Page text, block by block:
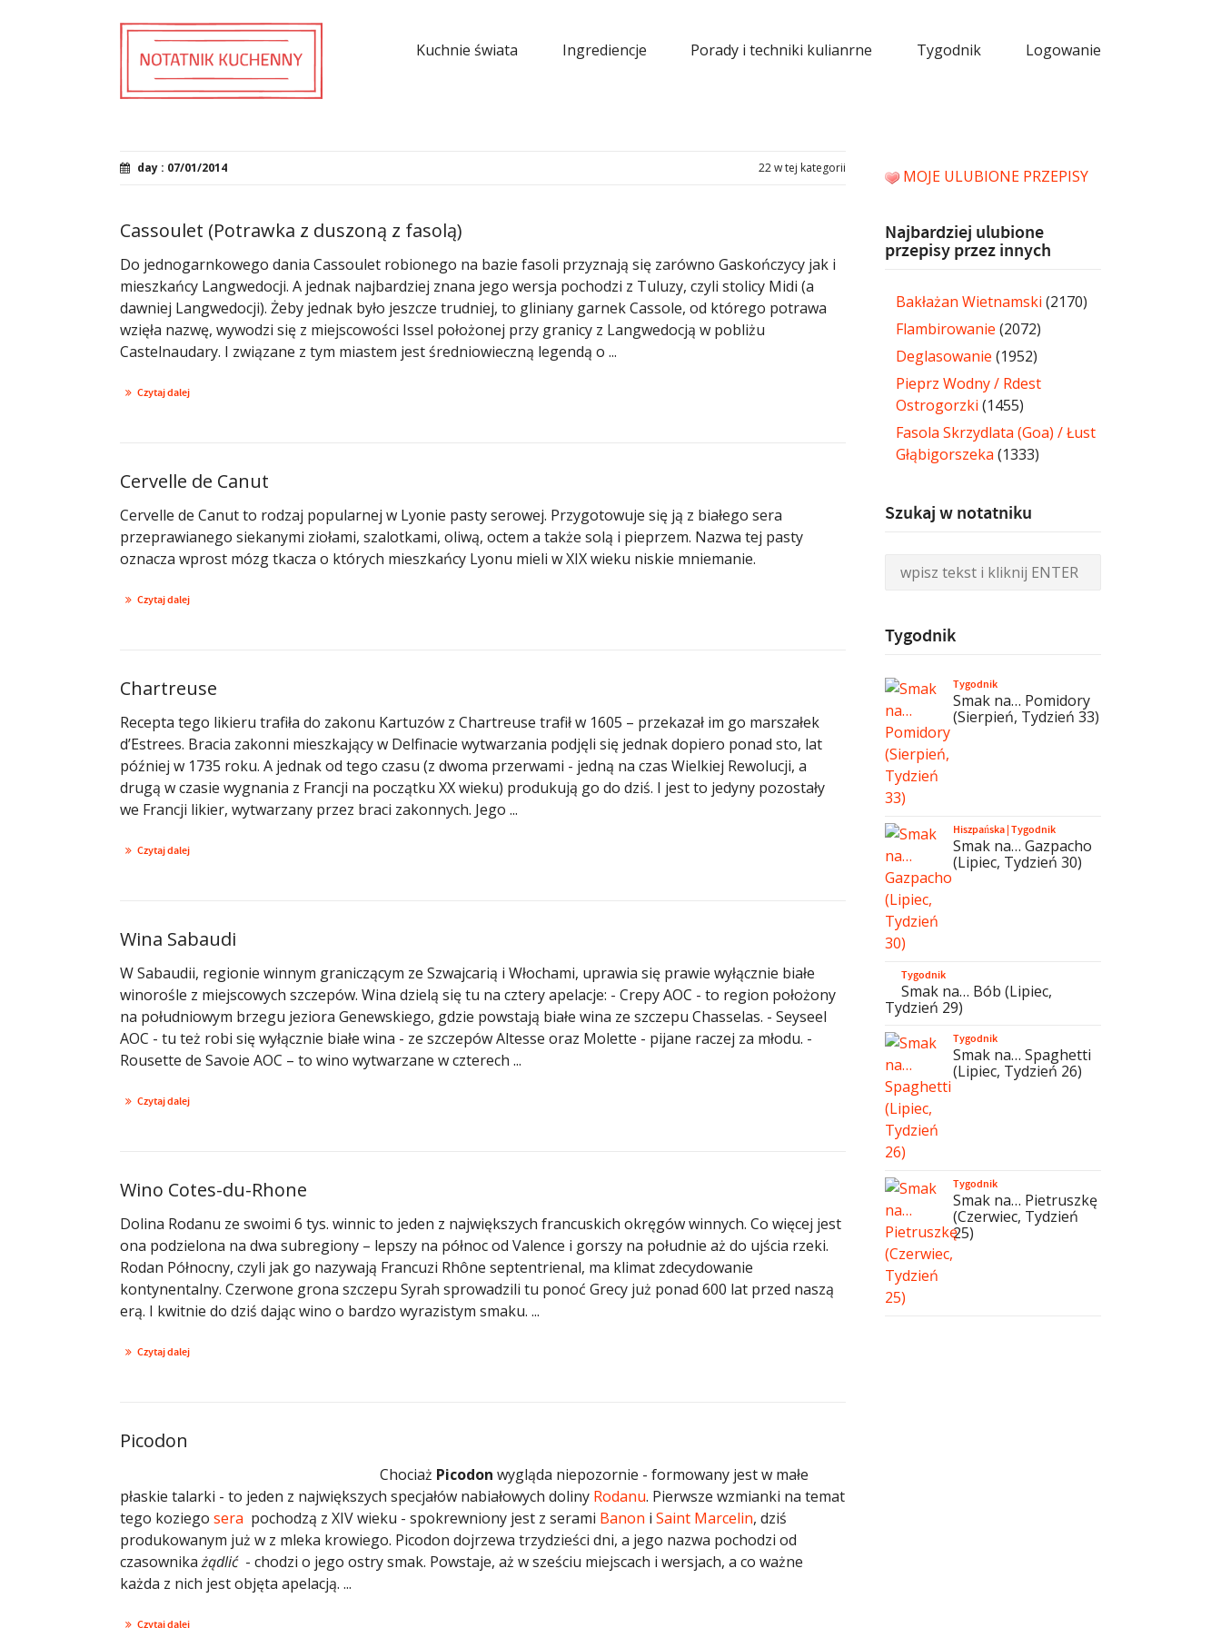
Kuchnie świata Ingrediencje Porady i techniki kulianrne Tygodnik Logowanie
day : 07/01/2014 22 w tej kategorii
Cassoulet (Potrawka z duszoną z fasolą)
Do jednogarnkowego dania Cassoulet robionego na bazie fasoli przyznają się zarówno Gaskończycy jak i
mieszkańcy Langwedocji. A jednak najbardziej znana jego wersja pochodzi z Tuluzy, czyli stolicy Midi (a
dawniej Langwedocji). Żeby jednak było jeszcze trudniej, to gliniany garnek Cassole, od którego potrawa
wzięła nazwę, wywodzi się z miejscowości Issel położonej przy granicy z Langwedocją w pobliżu
Castelnaudary. I związane z tym miastem jest średniowieczną legendą o ...
Czytaj dalej
Cervelle de Canut
Cervelle de Canut to rodzaj popularnej w Lyonie pasty serowej. Przygotowuje się ją z białego sera
przeprawianego siekanymi ziołami, szalotkami, oliwą, octem a także solą i pieprzem. Nazwa tej pasty
oznacza wprost mózg tkacza o których mieszkańcy Lyonu mieli w XIX wieku niskie mniemanie.
Czytaj dalej
Chartreuse
Recepta tego likieru trafiła do zakonu Kartuzów z Chartreuse trafił w 1605 – przekazał im go marszałek
d’Estrees. Bracia zakonni mieszkający w Delfinacie wytwarzania podjęli się jednak dopiero ponad sto, lat
później w 1735 roku. A jednak od tego czasu (z dwoma przerwami - jedną na czas Wielkiej Rewolucji, a
drugą w czasie wygnania z Francji na początku XX wieku) produkują go do dziś. I jest to jedyny pozostały
we Francji likier, wytwarzany przez braci zakonnych. Jego ...
Czytaj dalej
Wina Sabaudi
W Sabaudii, regionie winnym graniczącym ze Szwajcarią i Włochami, uprawia się prawie wyłącznie białe
winorośle z miejscowych szczepów. Wina dzielą się tu na cztery apelacje: - Crepy AOC - to region położony
na południowym brzegu jeziora Genewskiego, gdzie powstają białe wina ze szczepu Chasselas. - Seyseel
AOC - tu też robi się wyłącznie białe wina - ze szczepów Altesse oraz Molette - pijane raczej za młodu. -
Rousette de Savoie AOC – to wino wytwarzane w czterech ...
Czytaj dalej
Wino Cotes-du-Rhone
Dolina Rodanu ze swoimi 6 tys. winnic to jeden z największych francuskich okręgów winnych. Co więcej jest
ona podzielona na dwa subregiony – lepszy na północ od Valence i gorszy na południe aż do ujścia rzeki.
Rodan Północny, czyli jak go nazywają Francuzi Rhône septentrienal, ma klimat zdecydowanie
kontynentalny. Czerwone grona szczepu Syrah sprowadzili tu ponoć Grecy już ponad 600 lat przed naszą
erą. I kwitnie do dziś dając wino o bardzo wyrazistym smaku. ...
Czytaj dalej
Picodon
Chociaż Picodon wygląda niepozornie - formowany jest w małe
płaskie talarki - to jeden z największych specjałów nabiałowych doliny Rodanu. Pierwsze wzmianki na temat
tego koziego sera pochodzą z XIV wieku - spokrewniony jest z serami Banon i Saint Marcelin, dziś
produkowanym już w z mleka krowiego. Picodon dojrzewa trzydzieści dni, a jego nazwa pochodzi od
czasownikażądlić - chodzi o jego ostry smak. Powstaje, aż w sześciu miejscach i wersjach, a co ważne
każda z nich jest objęta apelacją. ...
Czytaj dalej
MOJE ULUBIONE PRZEPISY
Najbardziej ulubione
przepisy przez innych
Bakłażan Wietnamski (2170)
Flambirowanie (2072)
Deglasowanie (1952)
Pieprz Wodny / Rdest
Ostrogorzki (1455)
Fasola Skrzydlata (Goa) / Łust
Głąbigorszeka (1333)
Szukaj w notatniku
Tygodnik
Tygodnik
Smak na… Pomidory
(Sierpień, Tydzień 33)
Hiszpańska|Tygodnik
Smak na… Gazpacho
(Lipiec, Tydzień 30)
Tygodnik
Smak na… Bób (Lipiec,
Tydzień 29)
Tygodnik
Smak na… Spaghetti
(Lipiec, Tydzień 26)
Tygodnik
Smak na… Pietruszkę
(Czerwiec, Tydzień
25)